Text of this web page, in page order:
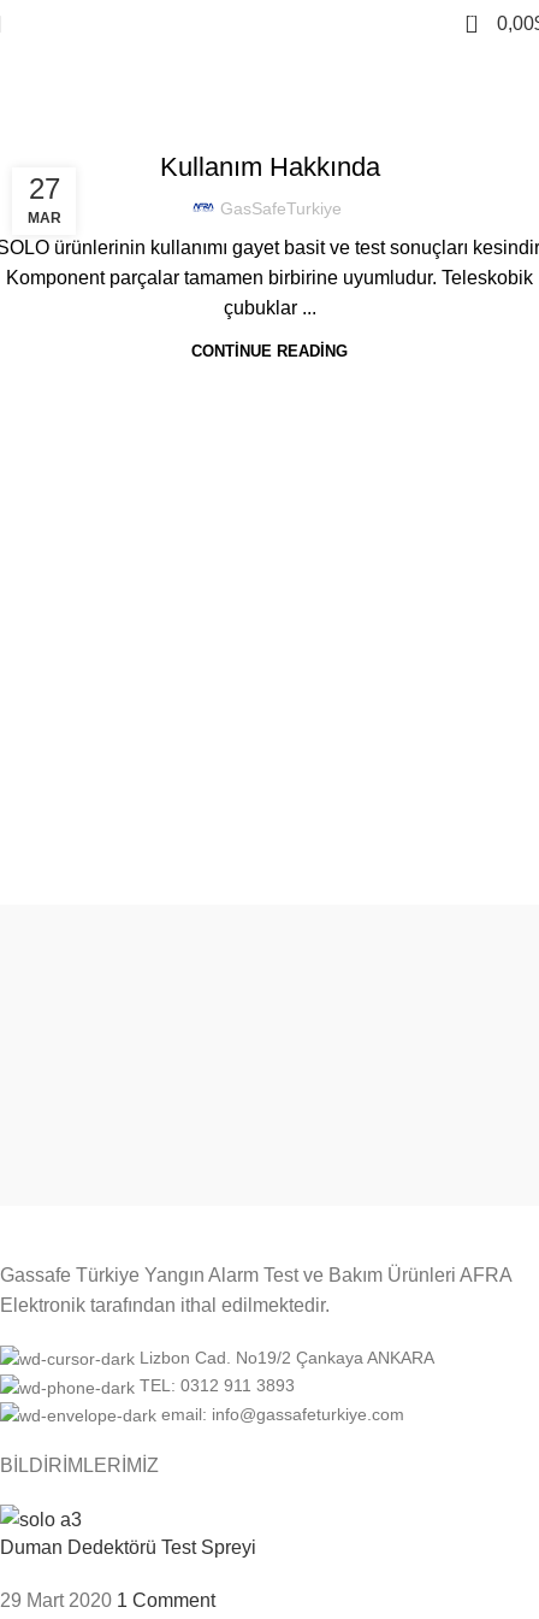
0 0,00
27
MAR
Kullanım Hakkında
GasSafeTurkiye
ürünlerinin kullanımı gayet basit ve test sonuçları
Komponent parçalar tamamen birbirine uyumludur. Teleskobik
çubuklar ...
CONTINUE READING
Gassafe Türkiye Yangın Alarm Test ve Bakım Ürünleri AFRA
Elektronik tarafından ithal edilmektedir.
Lizbon Cad. No19/2 Çankaya ANKARA
TEL: 0312 911 3893
email: info@gassafeturkiye.com
BİLDİRİMLERİMİZ
Duman Dedektörü Test Spreyi
29 Mart 2020 1 Comment